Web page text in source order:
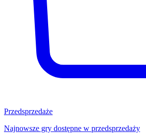
Przedsprzedaże
Najnowsze gry dostępne w przedsprzedaży